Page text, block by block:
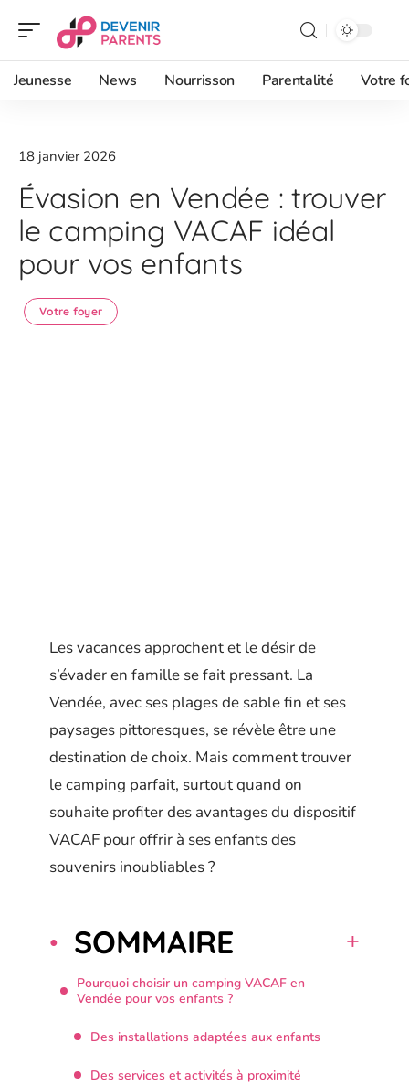
Jeunesse News Nourrisson Parentalité Votre
18 janvier 2026
Évasion en Vendée : trouver
le camping VACAF idéal
pour vos enfants
Votre foyer
Les vacances approchent et le désir de
s’évader en famille se fait pressant. La
Vendée, avec ses plages de sable fin et ses
paysages pittoresques, se révèle être une
destination de choix. Mais comment trouver
le camping parfait, surtout quand on
souhaite profiter des avantages du dispositif
VACAF pour offrir à ses enfants des
souvenirs inoubliables ?
SOMMAIRE
Pourquoi choisir un camping VACAF en
Vendée pour vos enfants ?
Des installations adaptées aux enfants
Des services et activités à proximité